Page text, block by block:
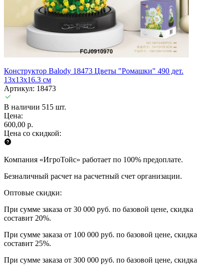
Конструктор Balody 18473 Цветы "Ромашки" 490 дет.
13x13x16.3 см
Артикул: 18473
В наличии 515 шт.
Цена:
600,00 р.
Цена со скидкой:
Компания «ИгроТойс» работает по 100% предоплате.
Безналичный расчет на расчетный счет организации.
Оптовые скидки:
При сумме заказа от 30 000 руб. по базовой цене, скидка
составит 20%.
При сумме заказа от 100 000 руб. по базовой цене, скидка
составит 25%.
При сумме заказа от 300 000 руб. по базовой цене, скидка